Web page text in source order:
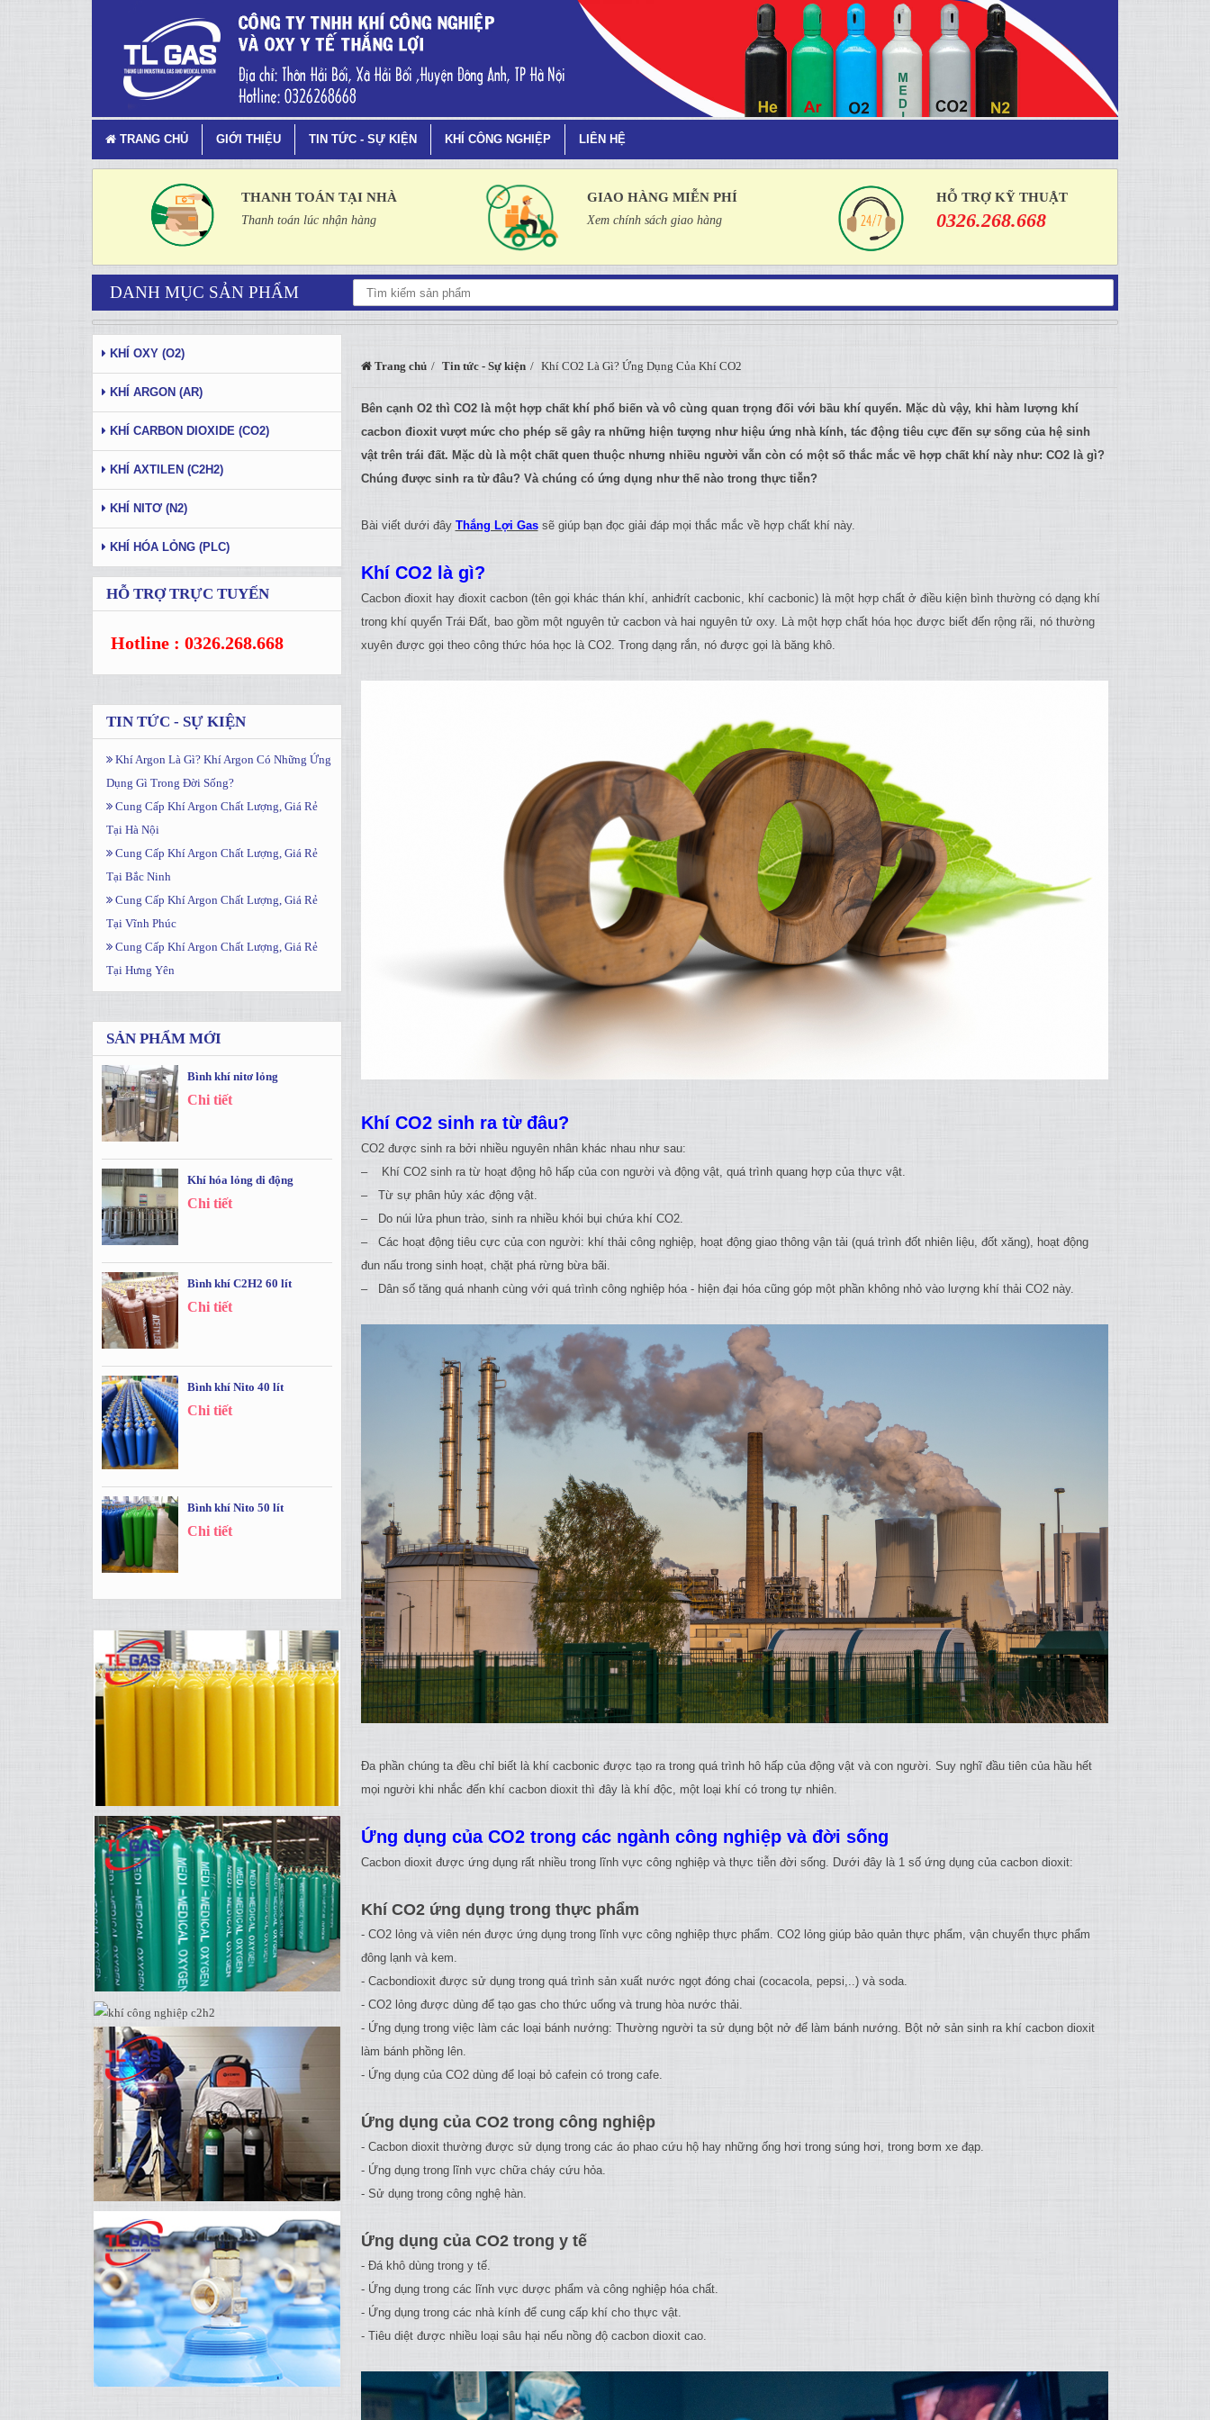
Khí CO2 Là Gì? Ứng Dụng Của Khí CO2
TRANG CHỦ GIỚI THIỆU TIN TỨC - SỰ KIỆN KHÍ CÔNG NGHIỆP LIÊN HỆ
THANH TOÁN TẠI NHÀ
Thanh toán lúc nhận hàng
GIAO HÀNG MIỄN PHÍ
Xem chính sách giao hàng
HỖ TRỢ KỸ THUẬT
0326.268.668
DANH MỤC SẢN PHẨM
Trang chủ Tin tức - Sự kiện Khí CO2 Là Gì? Ứng Dụng Của Khí CO2
Bên cạnh O2 thì CO2 là một hợp chất khí phổ biến và vô cùng quan trọng đối với bầu khí quyển. Mặc dù vậy, khi hàm lượng khí
cacbon đioxit vượt mức cho phép sẽ gây ra những hiện tượng như hiệu ứng nhà kính, tác động tiêu cực đến sự sống của hệ sinh
vật trên trái đất. Mặc dù là một chất quen thuộc nhưng nhiều người vẫn còn có một số thắc mắc về hợp chất khí này như: CO2 là gì?
Chúng được sinh ra từ đâu? Và chúng có ứng dụng như thế nào trong thực tiễn?
Bài viết dưới đây Thắng Lợi Gassẽ giúp bạn đọc giải đáp mọi thắc mắc về hợp chất khí này.
Khí CO2 là gì?
Cacbon đioxit hay đioxit cacbon (tên gọi khác thán khí, anhiđrít cacbonic, khí cacbonic) là một hợp chất ở điều kiện bình thường có dạng khí
trong khí quyển Trái Đất, bao gồm một nguyên tử cacbon và hai nguyên tử oxy. Là một hợp chất hóa học được biết đến rộng rãi, nó thường
xuyên được gọi theo công thức hóa học là CO2. Trong dạng rắn, nó được gọi là băng khô.
Khí CO2 sinh ra từ đâu?
CO2 được sinh ra bởi nhiều nguyên nhân khác nhau như sau:
– Khí CO2 sinh ra từ hoạt động hô hấp của con người và động vật, quá trình quang hợp của thực vật.
– Từ sự phân hủy xác động vật.
– Do núi lửa phun trào, sinh ra nhiều khói bụi chứa khí CO2.
– Các hoạt động tiêu cực của con người: khí thải công nghiệp, hoạt động giao thông vận tải (quá trình đốt nhiên liệu, đốt xăng), hoạt động
đun nấu trong sinh hoạt, chặt phá rừng bừa bãi.
– Dân số tăng quá nhanh cùng với quá trình công nghiệp hóa - hiện đại hóa cũng góp một phần không nhỏ vào lượng khí thải CO2 này.
Đa phần chúng ta đều chỉ biết là khí cacbonic được tạo ra trong quá trình hô hấp của động vật và con người. Suy nghĩ đầu tiên của hầu hết
mọi người khi nhắc đến khí cacbon dioxit thì đây là khí độc, một loại khí có trong tự nhiên.
Ứng dụng của CO2 trong các ngành công nghiệp và đời sống
Cacbon dioxit được ứng dụng rất nhiều trong lĩnh vực công nghiệp và thực tiễn đời sống. Dưới đây là 1 số ứng dụng của cacbon dioxit:
Khí CO2 ứng dụng trong thực phẩm
- CO2 lỏng và viên nén được ứng dụng trong lĩnh vực công nghiệp thực phẩm. CO2 lỏng giúp bảo quản thực phẩm, vận chuyển thực phẩm
đông lạnh và kem.
- Cacbondioxit được sử dụng trong quá trình sản xuất nước ngọt đóng chai (cocacola, pepsi,..) và soda.
- CO2 lỏng được dùng để tạo gas cho thức uống và trung hòa nước thải.
- Ứng dụng trong việc làm các loại bánh nướng: Thường người ta sử dụng bột nở để làm bánh nướng. Bột nở sản sinh ra khí cacbon dioxit
làm bánh phồng lên.
- Ứng dụng của CO2 dùng để loại bỏ cafein có trong cafe.
Ứng dụng của CO2 trong công nghiệp
- Cacbon dioxit thường được sử dụng trong các áo phao cứu hộ hay những ống hơi trong súng hơi, trong bơm xe đạp.
- Ứng dụng trong lĩnh vực chữa cháy cứu hỏa.
- Sử dụng trong công nghệ hàn.
Ứng dụng của CO2 trong y tế
- Đá khô dùng trong y tế.
- Ứng dụng trong các lĩnh vực dược phẩm và công nghiệp hóa chất.
- Ứng dụng trong các nhà kính để cung cấp khí cho thực vật.
- Tiêu diệt được nhiều loại sâu hại nếu nồng độ cacbon dioxit cao.
KHÍ OXY (O2)
KHÍ ARGON (AR)
KHÍ CARBON DIOXIDE (CO2)
KHÍ AXTILEN (C2H2)
KHÍ NITƠ (N2)
KHÍ HÓA LỎNG (PLC)
HỖ TRỢ TRỰC TUYẾN
Hotline : 0326.268.668
TIN TỨC - SỰ KIỆN
Khí Argon Là Gì? Khí Argon Có Những Ứng
Dụng Gì Trong Đời Sống?
Cung Cấp Khí Argon Chất Lượng, Giá Rẻ
Tại Hà Nội
Cung Cấp Khí Argon Chất Lượng, Giá Rẻ
Tại Bắc Ninh
Cung Cấp Khí Argon Chất Lượng, Giá Rẻ
Tại Vĩnh Phúc
Cung Cấp Khí Argon Chất Lượng, Giá Rẻ
Tại Hưng Yên
SẢN PHẨM MỚI
Bình khí nitơ lỏng
Chi tiết
Khí hóa lỏng di động
Chi tiết
Bình khí C2H2 60 lít
Chi tiết
Bình khí Nito 40 lít
Chi tiết
Bình khí Nito 50 lít
Chi tiết